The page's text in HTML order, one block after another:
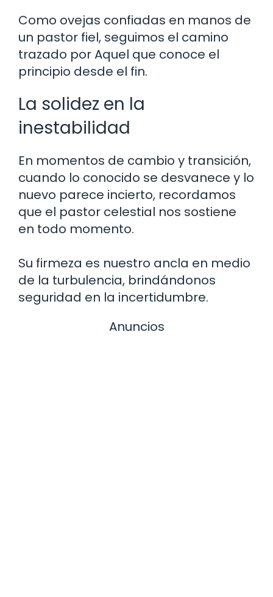
Como ovejas confiadas en manos de
un pastor fiel, seguimos el camino
trazado por Aquel que conoce el
principio desde el fin.
La solidez en la
inestabilidad
En momentos de cambio y transición,
cuando lo conocido se desvanece y lo
nuevo parece incierto, recordamos
que el pastor celestial nos sostiene
en todo momento.
Su firmeza es nuestro ancla en medio
de la turbulencia, brindándonos
seguridad en la incertidumbre.
Anuncios